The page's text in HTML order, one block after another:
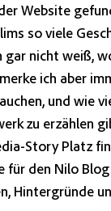
Website
so viele
gar nicht weiß,
ich aber
und wie
zu erzählen
Story Platz
für den Nilo
Hintergründe